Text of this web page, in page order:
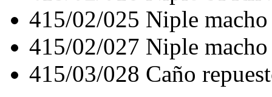
415/02/025 Niple
415/02/027 Niple
415/03/028 Caño